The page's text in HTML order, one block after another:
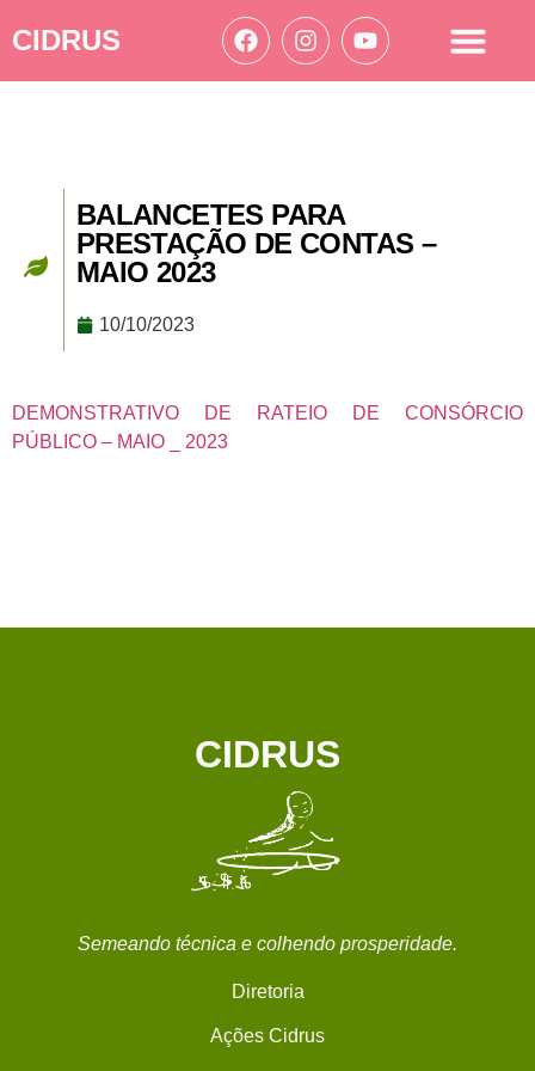
CIDRUS
BALANCETES PARA
PRESTAÇÃO DE CONTAS –
MAIO 2023
10/10/2023
DEMONSTRATIVO DE RATEIO DE CONSÓRCIO
PÚBLICO – MAIO _ 2023
CIDRUS
Semeando técnica e colhendo prosperidade.
Diretoria
Ações Cidrus